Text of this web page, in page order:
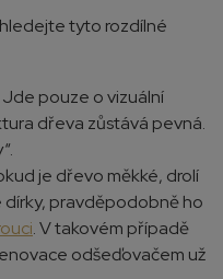
tyto rozdílné
pouze o vizuální
dřeva zůstává pevná.
je dřevo měkké, drolí
dírky, pravděpodobně ho
. V takovém případě
odšeďovačem už